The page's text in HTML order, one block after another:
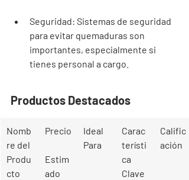
Seguridad: Sistemas de seguridad
para evitar quemaduras son
importantes, especialmente si
tienes personal a cargo.
Productos Destacados
Nomb
re del
Produ
cto
Precio
Estim
ado
Ideal
Para
Carac
terísti
ca
Clave
Calific
ación